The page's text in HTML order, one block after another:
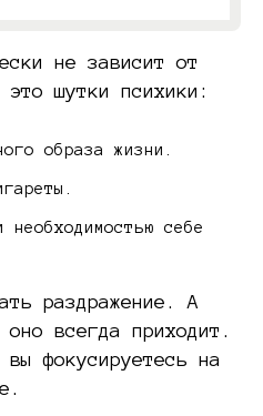
не зависит от
шутки психики:
образа жизни.
себе
раздражение. А
всегда приходит.
фокусируетесь на